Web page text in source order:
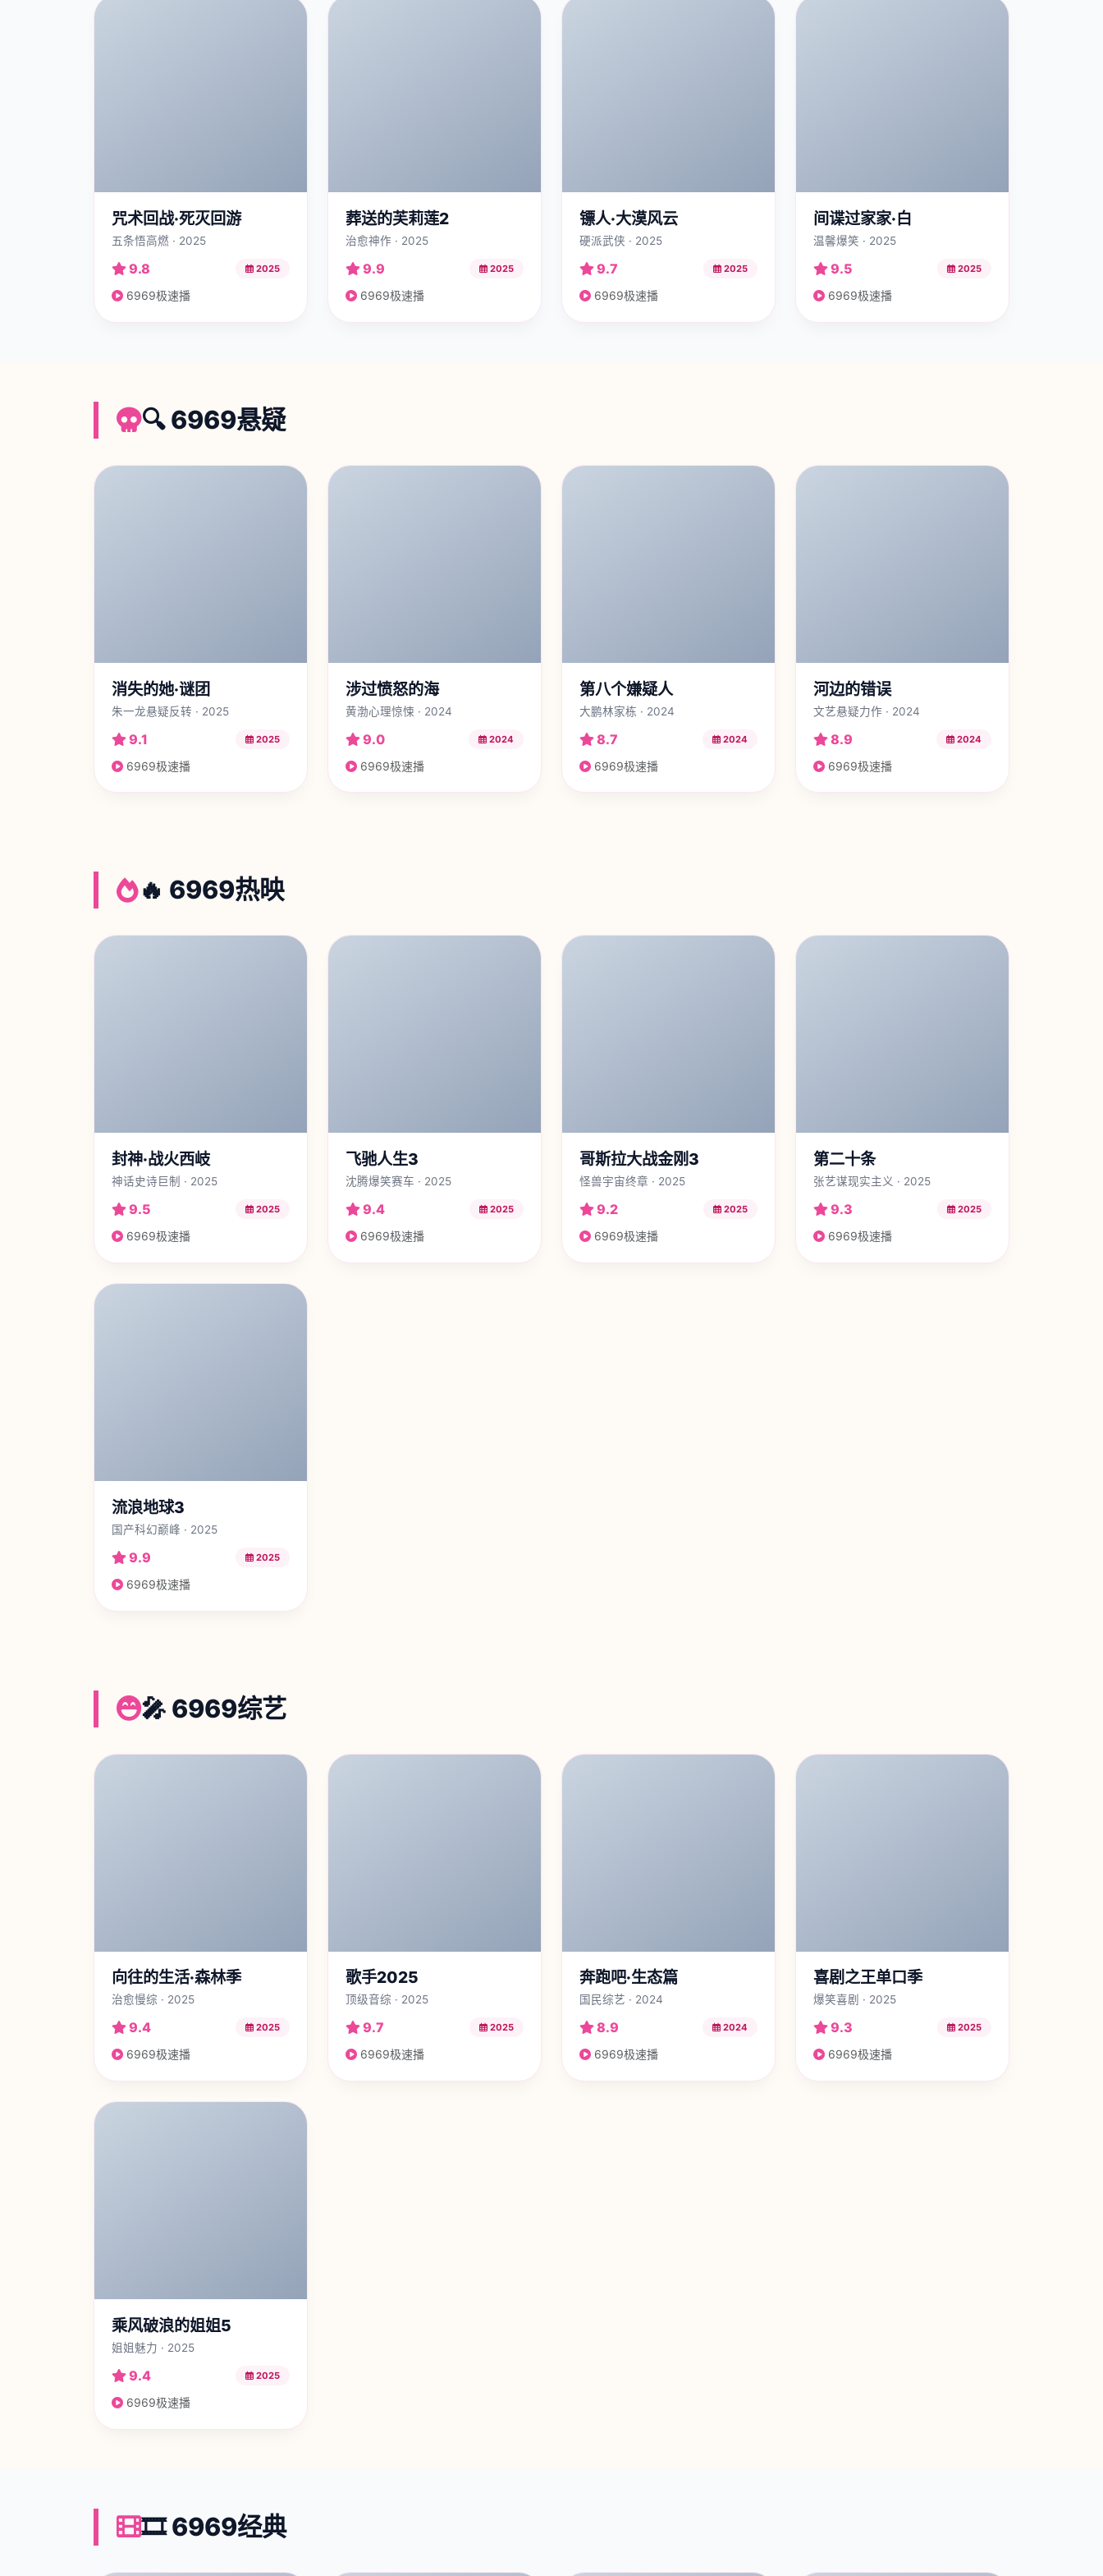
咒术回战·死灭回游
五条悟高燃 · 2025
9.8 2025
6969极速播
葬送的芙莉莲2
治愈神作 · 2025
9.9 2025
6969极速播
镖人·大漠风云
硬派武侠 · 2025
9.7 2025
6969极速播
间谍过家家·白
温馨爆笑 · 2025
9.5 2025
6969极速播
🔍 6969悬疑
消失的她·谜团
朱一龙悬疑反转 · 2025
9.1 2025
6969极速播
涉过愤怒的海
黄渤心理惊悚 · 2024
9.0 2024
6969极速播
第八个嫌疑人
大鹏林家栋 · 2024
8.7 2024
6969极速播
河边的错误
文艺悬疑力作 · 2024
8.9 2024
6969极速播
🔥 6969热映
封神·战火西岐
神话史诗巨制 · 2025
9.5 2025
6969极速播
飞驰人生3
沈腾爆笑赛车 · 2025
9.4 2025
6969极速播
哥斯拉大战金刚3
怪兽宇宙终章 · 2025
9.2 2025
6969极速播
第二十条
张艺谋现实主义 · 2025
9.3 2025
6969极速播
流浪地球3
国产科幻巅峰 · 2025
9.9 2025
6969极速播
🎤 6969综艺
向往的生活·森林季
治愈慢综 · 2025
9.4 2025
6969极速播
歌手2025
顶级音综 · 2025
9.7 2025
6969极速播
奔跑吧·生态篇
国民综艺 · 2024
8.9 2024
6969极速播
喜剧之王单口季
爆笑喜剧 · 2025
9.3 2025
6969极速播
乘风破浪的姐姐5
姐姐魅力 · 2025
9.4 2025
6969极速播
🎞️ 6969经典